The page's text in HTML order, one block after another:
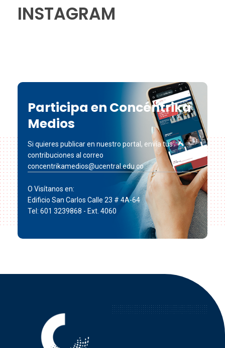
INSTAGRAM
Participa en Concéntrika
Medios
Si quieres publicar en nuestro portal, envía tus
contribuciones al correo
concentrikamedios@ucentral.edu.co
O Visítanos en:
Edificio San Carlos Calle 23 # 4A-64
Tel: 601 3239868 - Ext. 4060